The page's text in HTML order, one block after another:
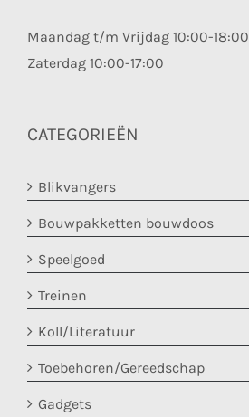
Maandag t/m Vrijdag 10:00-18:00
Zaterdag 10:00-17:00
CATEGORIEËN
Blikvangers
Bouwpakketten bouwdoos
Speelgoed
Treinen
Koll/Literatuur
Toebehoren/Gereedschap
Gadgets